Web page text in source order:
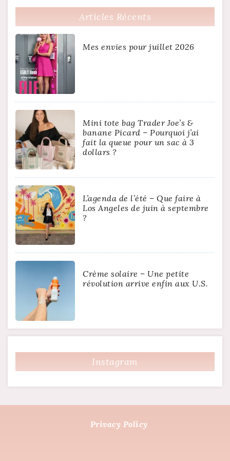
Articles Récents
Mes envies pour juillet 2026
Mini tote bag Trader Joe’s &
banane Picard – Pourquoi j’ai
fait la queue pour un sac à 3
dollars ?
L’agenda de l’été – Que faire à
Los Angeles de juin à septembre
?
Crème solaire – Une petite
révolution arrive enfin aux U.S.
Instagram
Privacy Policy